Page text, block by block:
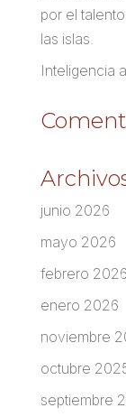
por el
las islas.
Inteligencia
junio 2026
mayo 2026
febrero 2026
enero 2026
noviembre
octubre
septiembre